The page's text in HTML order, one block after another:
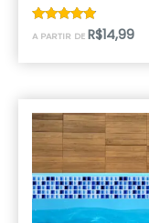
Avaliação
4.67
A PARTIR DE R$14,99